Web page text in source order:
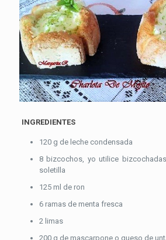
INGREDIENTES
120 g de leche condensada
8 bizcochos, yo utilice
soletilla
125 ml de ron
6 ramas de menta fresca
2 limas
200 g de mascarpone o queso de